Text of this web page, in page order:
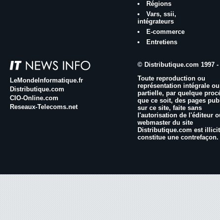
Régions
Vars, ssii,
intégrateurs
E-commerce
Entretiens
LeMondeInformatique.fr
Distributique.com
CIO-Online.com
Reseaux-Telecoms.net
© Distributique.com 1997 -
Toute reproduction ou
représentation intégrale ou
partielle, par quelque
que ce soit, des pages
sur ce site, faite sans
l'autorisation de l'éditeur
webmaster du site
Distributique.com est
constitue une contrefaçon.